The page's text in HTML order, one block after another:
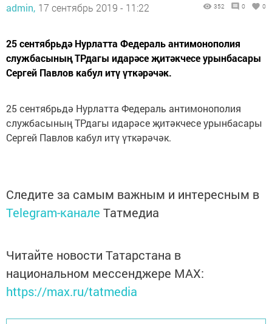
admin, 17 сентябрь 2019 - 11:22 352 0 0
25 сентябрьдә Нурлатта Федераль антимонополия
службасының ТРдагы идарәсе җитәкчесе урынбасары
Сергей Павлов кабул итү үткәрәчәк.
25 сентябрьдә Нурлатта Федераль антимонополия
службасының ТРдагы идарәсе җитәкчесе урынбасары
Сергей Павлов кабул итү үткәрәчәк.
Следите за самым важным и интересным в
Telegram-канале Татмедиа
Читайте новости Татарстана в
национальном мессенджере MАХ:
https://max.ru/tatmedia